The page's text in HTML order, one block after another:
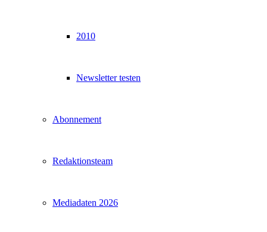
2010
Newsletter testen
Abonnement
Redaktionsteam
Mediadaten 2026